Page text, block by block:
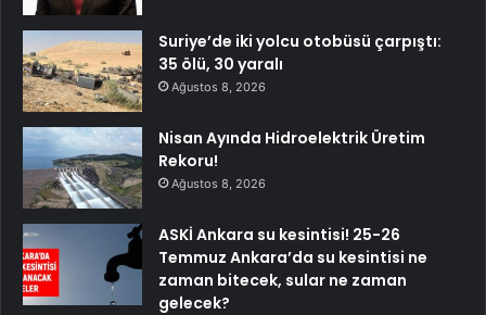
Suriye’de iki yolcu otobüsü çarpıştı:
35 ölü, 30 yaralı
Ağustos 8, 2026
Nisan Ayında Hidroelektrik Üretim
Rekoru!
Ağustos 8, 2026
ASKİ Ankara su kesintisi! 25-26
Temmuz Ankara’da su kesintisi ne
zaman bitecek, sular ne zaman
gelecek?